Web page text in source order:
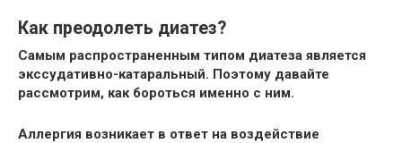
Как преодолеть диатез?
Самым распространенным типом диатеза является
экссудативно-катаральный. Поэтому давайте
рассмотрим, как бороться именно с ним.
Аллергия возникает в ответ на воздействие